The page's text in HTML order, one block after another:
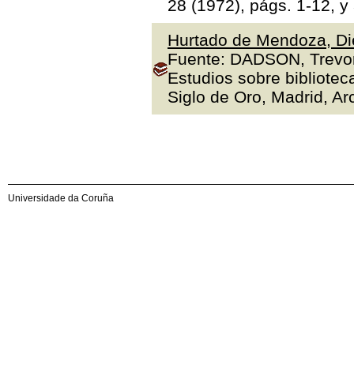
28 (1972), págs. 1-12,
Hurtado de Mendoza,
Fuente: DADSON,
Estudios sobre
Siglo de Oro, Madrid,
Universidade da Coruña